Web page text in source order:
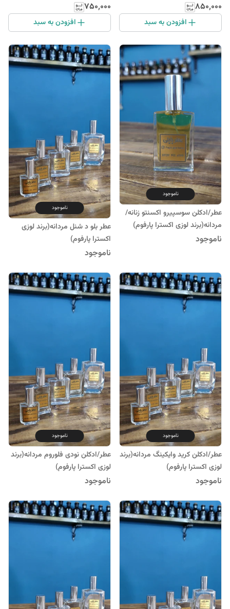
۸۵۰٬۰۰۰
افزودن به سبد
۷۵۰٬۰۰۰
افزودن به سبد
ناموجود
عطر/ادکلن سوسپیرو اکسنتو زنانه/
مردانه(برند لوزی اکسترا پارفوم)
ناموجود
ناموجود
عطر بلو د شنل مردانه(برند لوزی
اکسترا پارفوم)
ناموجود
ناموجود
عطر/ادکلن کرید وایکینگ مردانه(برند
لوزی اکسترا پارفوم)
ناموجود
ناموجود
عطر/ادکلن نودی فلوروم مردانه(برند
لوزی اکسترا پارفوم)
ناموجود